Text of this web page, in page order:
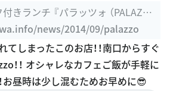
きランチ 『パラッツォ （PALAZZ
news/2014/09/palazzo
しまったこのお店！！南口からすぐ
！！ オシャレなカフェご飯が手軽に
お昼時は少し混むためお早めに😎